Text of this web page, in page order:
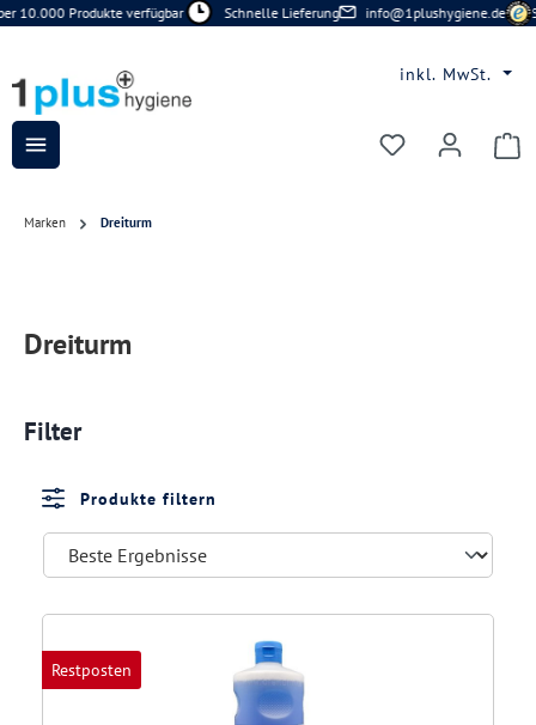
Zum Hauptinhalt springen
10.000 Produkte verfügbar Schnelle Lieferung info@1plushygiene.de
inkl. MwSt.
Du hast 0
Marken Dreiturm
Dreiturm
Filter
Produkte filtern
Restposten